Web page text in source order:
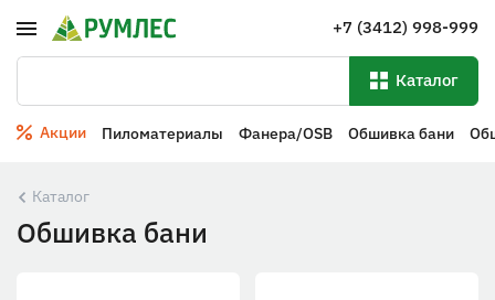
+7 (3412) 998-999
Каталог
Акции Пиломатериалы Фанера/OSB Обшивка бани
Каталог
Обшивка бани